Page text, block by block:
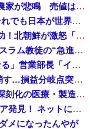
「高市総理には愛想尽かした」コメ余りに農家が悲鳴 売値は生産原価の半分以下に…肥料代や燃料代は高騰「
石油もない、鉄もない、国土の7割は山…それでも日本が世界屈指の経済大国になれた「勤勉さ」以外の勝因！
日本が長距離巡航ミサイルの試験発射に成功！北朝鮮が激怒「日本が戦争国家になろうとしている」「絶対に傍観しない、必ず後悔させる」
アメリカ・ミシガン州の民主党予備選挙 イスラム教徒の“急進左派”候補が勝利確実に⋯トランプ氏は批判
日本「熊本地震」ハビタ「従業員2人亡くなる」営業部長「イオンのスタッフに制止されなかった」日本「部長が連絡後の店員行動を証言（謎」イオン「再入館可能の事実ない」→
K-POPアイドルの約半数が3年後には姿を消す…損益分岐点突破は4％未満
ついに国産ヒューマノイド登場、人手不足深刻化の医療・製造現場などでの活用想定！
【衝撃】 中国製ルーター20機種にバックドア発見！ ネットに繋ぐだけで35秒ごとに中国のサーバーと通信
メになったんやが